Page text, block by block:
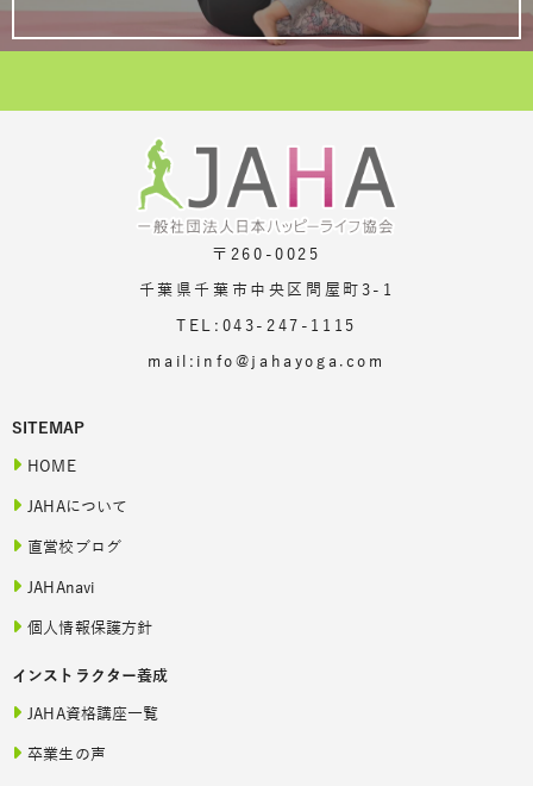
〒260-0025
千葉県千葉市中央区問屋町3-1
TEL:043-247-1115
mail:info@jahayoga.com
SITEMAP
HOME
JAHAについて
直営校ブログ
JAHAnavi
個人情報保護方針
インストラクター養成
JAHA資格講座一覧
卒業生の声